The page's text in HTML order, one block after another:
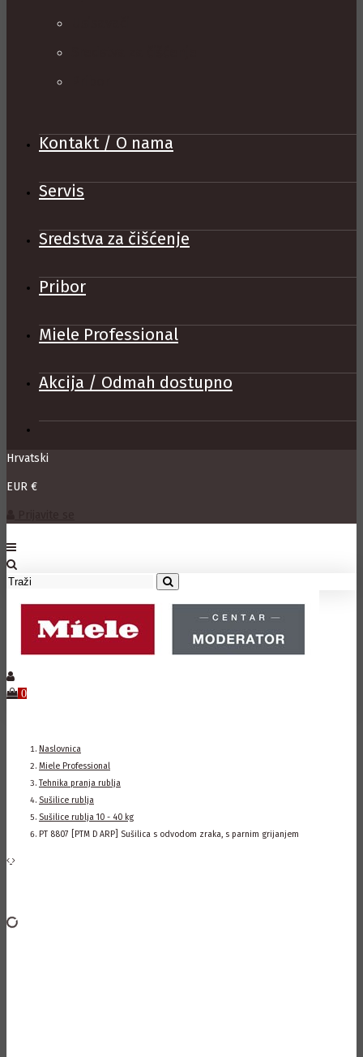
Kontakt / O nama
Servis
Sredstva za čišćenje
Pribor
Miele Professional
Akcija / Odmah dostupno
Hrvatski
EUR €
0
Naslovnica
Miele Professional
Tehnika pranja rublja
Sušilice rublja
Sušilice rublja 10 - 40 kg
PT 8807 [PTM D ARP] Sušilica s odvodom zraka, s parnim grijanjem